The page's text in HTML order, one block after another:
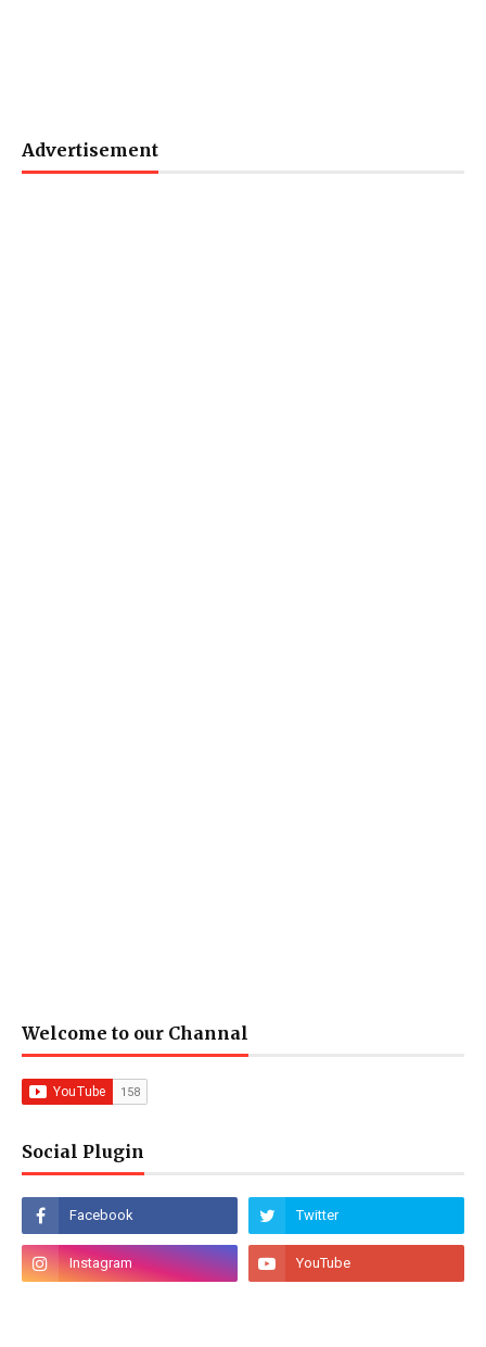
Advertisement
Welcome to our Channal
Social Plugin